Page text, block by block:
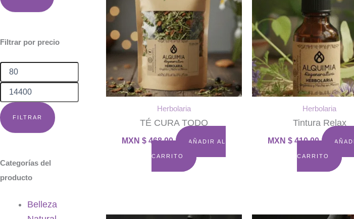
Filtrar por precio
FILTRAR
Categorías del
producto
Belleza
Herbolaria
TÉ CURA TODO
MXN $ 468.00 AÑADIR AL
CARRITO
Herbolaria
Tintura Relax
MXN $410.00
CARRITO